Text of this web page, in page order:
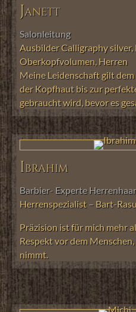
Janett
Salonleitung
Ausbilder Calligraphy
Oberkopfvolumen, Herren
Meine Leidenschaft gilt
der Kopfhaut bis zur
gebraucht wird, bevor es
Ibrahim
Barbier- Experte
Herrenspezialist – Bart-
Präzision ist für mich mehr
Respekt vor dem
nimmt.